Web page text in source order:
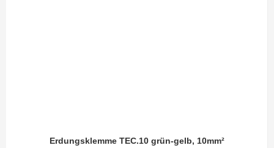
Erdungsklemme TEC.10 grün-gelb, 10mm²